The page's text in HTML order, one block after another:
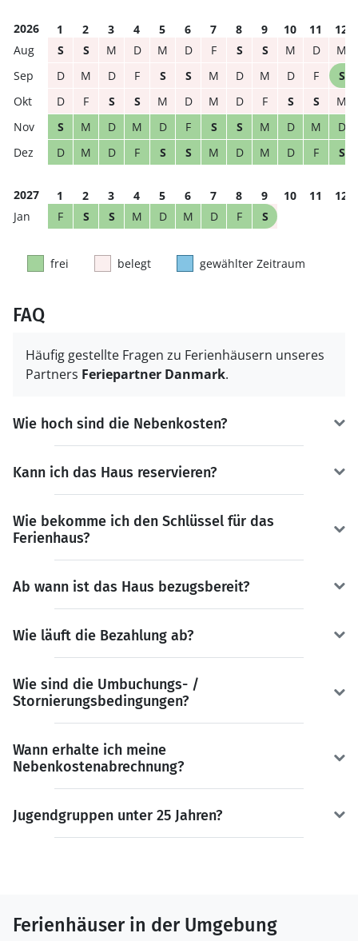
2026 1 2 3 4 5 6 7 8 9 10 11
12
S
S M D M D F S S M D
M
D
M D F S S M D M D F
S
D
F S S M D M D F S S
M
S
M D M D F S S M D M
D
D
M D F S S M D M D F S
2027 1 2 3 4 5 6 7 8 9 10 11
12
F
S S M D M D F S
frei belegt gewählter Zeitraum
FAQ
Häufig gestellte Fragen zu Ferienhäusern unseres
Partners Feriepartner Danmark.
Wie hoch sind die Nebenkosten?
Kann ich das Haus reservieren?
Wie bekomme ich den Schlüssel für das
Ferienhaus?
Ab wann ist das Haus bezugsbereit?
Wie läuft die Bezahlung ab?
Wie sind die Umbuchungs- /
Stornierungsbedingungen?
Wann erhalte ich meine
Nebenkostenabrechnung?
Jugendgruppen unter 25 Jahren?
Ferienhäuser in der Umgebung